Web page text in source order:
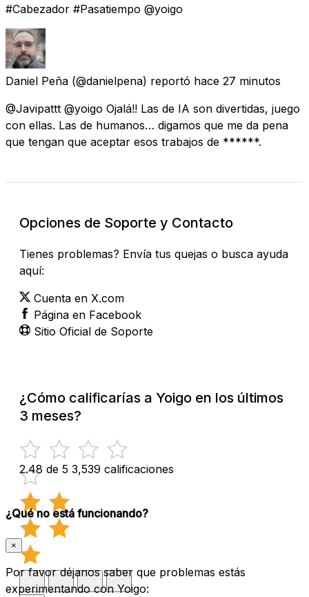
#Cabezador #Pasatiempo @yoigo
Daniel Peña (@danielpena) reportó hace 27 minutos
@Javipattt @yoigo Ojalá!! Las de IA son divertidas, juego
con ellas. Las de humanos… digamos que me da pena
que tengan que aceptar esos trabajos de ******.
Opciones de Soporte y Contacto
Tienes problemas? Envía tus quejas o busca ayuda
aquí:
Cuenta en X.com
Página en Facebook
Sitio Oficial de Soporte
¿Cómo calificarías a Yoigo en los últimos
3 meses?
2.48 de 5 3,539 calificaciones
¿Qué no está funcionando?
×
Por favor déjanos saber que problemas estás
experimentando con Yoigo: